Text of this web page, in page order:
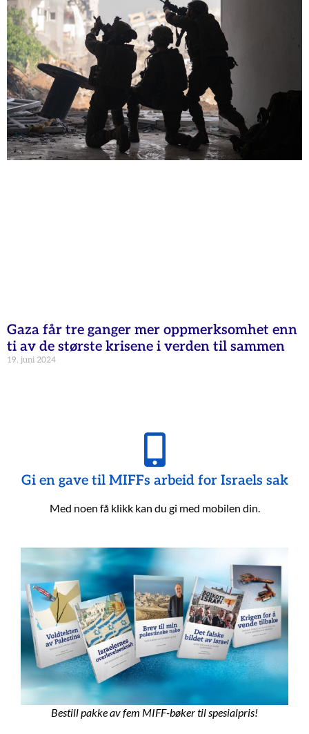
Gaza får tre ganger mer oppmerksomhet enn
ti av de største krisene i verden til sammen
19. juni 2024
Gi en gave til MIFFs arbeid for Israels sak
Med noen få klikk kan du gi med mobilen din.
Bestill pakke av fem MIFF-bøker til spesialpris!